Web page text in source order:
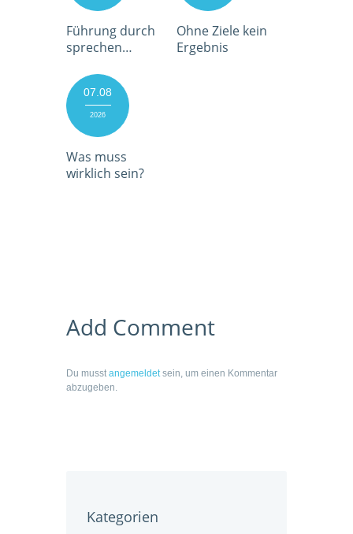
Führung durch
sprechen…
Ohne Ziele kein
Ergebnis
07.08
2026
Was muss
wirklich sein?
Add Comment
Du musst angemeldet sein, um einen Kommentar
abzugeben.
Kategorien